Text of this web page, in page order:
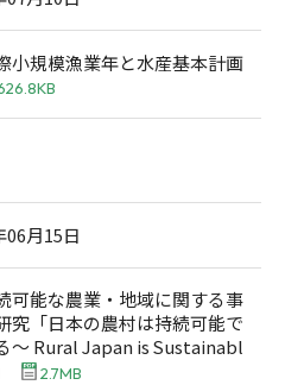
小規模漁業年と水産基本計画
06月15日
可能な農業・地域に関する事
究「日本の農村は持続可能で
～ Rural Japan is Sustainabl
2.7MB